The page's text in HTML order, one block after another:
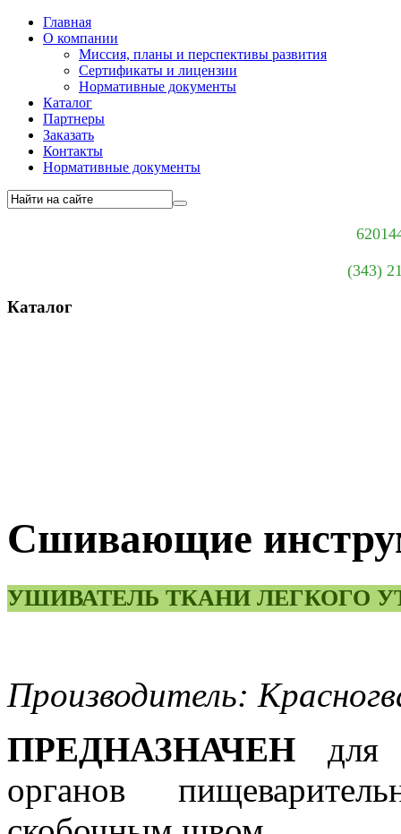
Главная
О компании
Миссия, планы и перспективы развития
Сертификаты и лицензии
Нормативные документы
Каталог
Партнеры
Заказать
Контакты
Нормативные документы
(343)
Каталог
Сшивающие
УШИВАТЕЛЬ ТКАНИ ЛЕГКОГО
Производитель:
ПРЕДНАЗНАЧЕН для
органов